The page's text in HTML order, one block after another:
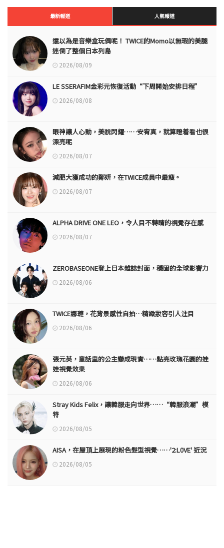
最新報道 人氣報道
還以為是音樂盒玩偶呢！ TWICE的Momo以無瑕的美腿
迷倒了整個日本列島
2026/08/09
LE SSERAFIM金彩元恢復活動“下周開始安排日程”
2026/08/08
眼神讓人心動，美貌閃耀……安宥真，就算瞪着看也很
漂亮呢
2026/08/07
減肥大獲成功的鄭妍，在TWICE成員中最瘦。
2026/08/07
ALPHA DRIVE ONE LEO，令人目不轉睛的視覺存在感
2026/08/07
ZEROBASEONE登上日本雜誌封面，穩固的全球影響力
2026/08/06
TWICE娜璉，花背景感性自拍…精緻妝容引人注目
2026/08/06
張元英，童話里的公主變成現實……點亮玫瑰花園的娃
娃視覺效果
2026/08/06
Stray Kids Felix，讓韓服走向世界……“韓服浪潮”模
特
2026/08/05
AISA，在屋頂上展現的粉色髮型視覺……'2:L0VE' 近況
2026/08/05